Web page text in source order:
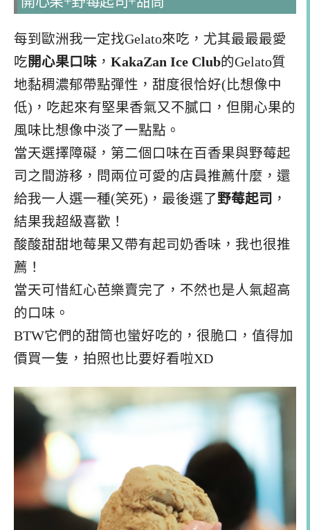
每到歐洲我一定找Gelato來吃，尤其最最最愛
吃 開心果口味 ， KakaZan Ice Club的Gelato質
地黏稠濃郁帶點彈性，甜度很恰好(比想像中
低)，吃起來有堅果香氣又不膩口，但開心果的
風味比想像中淡了一點點。
當天選擇障礙，第二個口味在百香果與野莓起
司之間游移，問兩位可愛的店員推薦什麼，還
給我一人選一種(笑死)，最後選了野莓起司 ，
結果我超級喜歡！
酸酸甜甜地莓果又帶有起司奶香味，我也很推
薦！
當天可惜紅心芭樂賣完了，不然也是人氣超高
的口味。
BTW它們的甜筒也蠻好吃的，很脆口，值得加
價買一隻，拍照也比要好看啦XD